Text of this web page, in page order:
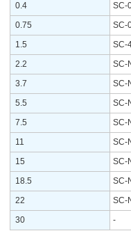
0.4
SC-
0.75
SC-
1.5
SC-
2.2
SC-
3.7
SC-
5.5
SC-
7.5
SC-
11
SC-
15
SC-
18.5
SC-
22
SC-
30
-